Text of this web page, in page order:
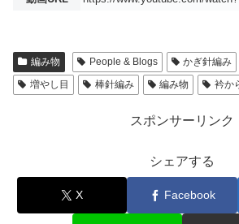
編み物 People & Blogs かぎ針編み
増やし目
棒針編み 編み物 衿か
スポンサーリンク
シェアする
X Facebook